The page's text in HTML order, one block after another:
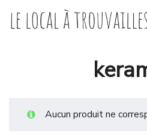
Aucun produit ne